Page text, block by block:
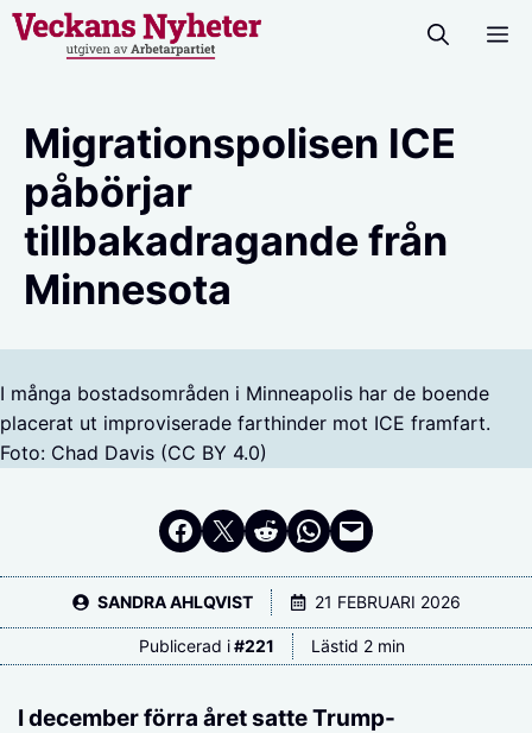
Hoppa
Migrationspolisen ICE
påbörjar
tillbakadragande från
Minnesota
I många bostadsområden i Minneapolis har de boende
placerat ut improviserade farthinder mot ICE framfart.
Foto: Chad Davis (CC BY 4.0)
Dela på Facebook
Dela på Twitter
Dela på RedditDela i WhatsApp
Maila en länk
SANDRA AHLQVIST 21 FEBRUARI 2026
Publicerad i#221 Lästid 2 min
I december förra året satte Trump-